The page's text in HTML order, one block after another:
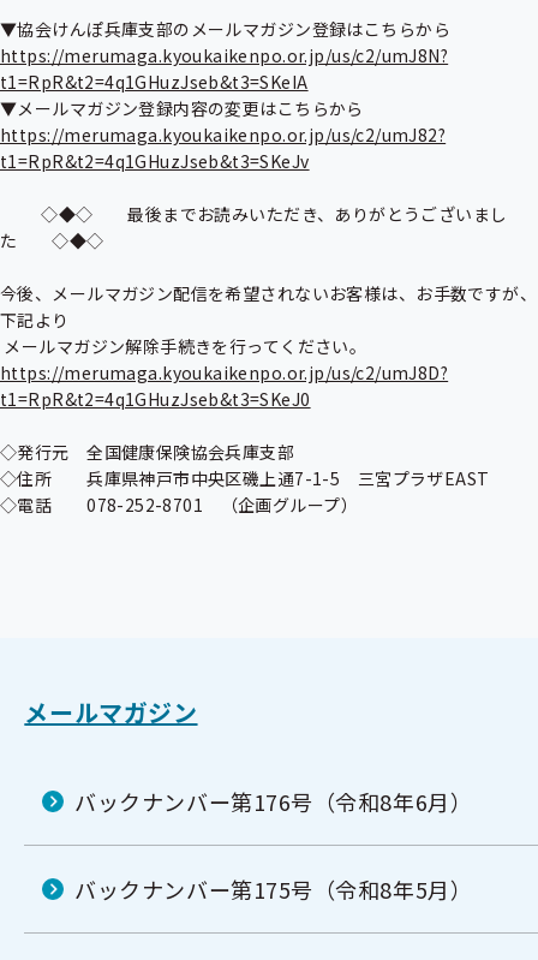
https://merumaga.kyoukaikenpo.or.jp/us/c2/umJ8N?
t1=RpR&t2=4q1GHuzJseb&t3=SKeIA
https://merumaga.kyoukaikenpo.or.jp/us/c2/umJ82?
t1=RpR&t2=4q1GHuzJseb&t3=SKeJv
          ◇◆◇　　最後までお読みいただき、ありがとうございまし
た　　◇◆◇
今後、メールマガジン配信を希望されないお客様は、お手数ですが、
下記より
https://merumaga.kyoukaikenpo.or.jp/us/c2/umJ8D?
t1=RpR&t2=4q1GHuzJseb&t3=SKeJ0
◇発行元　全国健康保険協会兵庫支部
◇住所　　兵庫県神戸市中央区磯上通7-1-5　三宮プラザEAST
◇電話　　078-252-8701　（企画グループ）
メールマガジン
バックナンバー第176号（令和8年6月）
バックナンバー第175号（令和8年5月）